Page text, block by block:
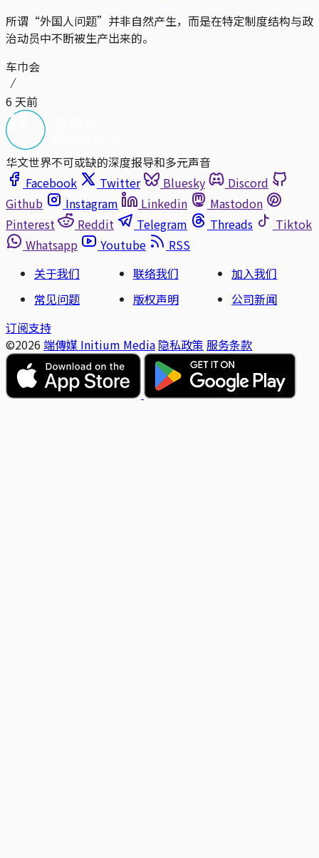
所谓“外国人问题”并非自然产生，而是在特定制度结构与政
治动员中不断被生产出来的。
车巾会
6 天前
华文世界不可或缺的深度报导和多元声音
Facebook
Twitter Bluesky
Discord
Github
Instagram Linkedin
Mastodon
Pinterest
Reddit Telegram Threads
Tiktok
Whatsapp
Youtube
RSS
关于我们
联络我们
加入我们
常见问题
版权声明
公司新闻
订阅支持
©2026 端傳媒 Initium Media 隐私政策 服务条款